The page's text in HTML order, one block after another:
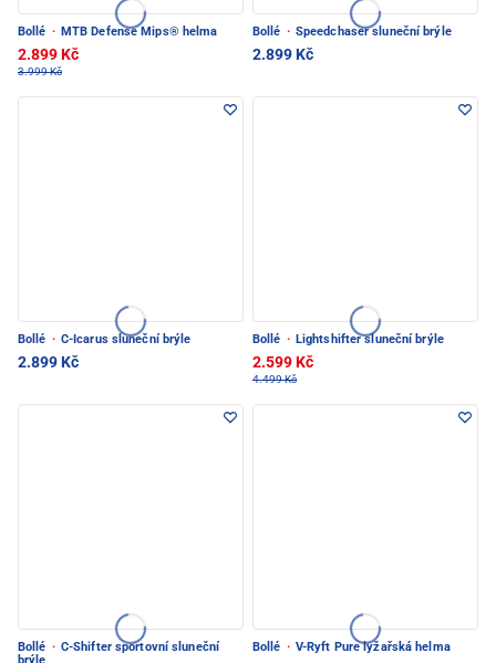
Bollé · MTB Defense Mips® helma
2.899 Kč
3.999 Kč
Bollé · Speedchaser sluneční brýle
2.899 Kč
Bollé · C-Icarus sluneční brýle
2.899 Kč
Bollé · Lightshifter sluneční brýle
2.599 Kč
4.499 Kč
Bollé · C-Shifter sportovní sluneční
Bollé · V-Ryft Pure lyžařská helma